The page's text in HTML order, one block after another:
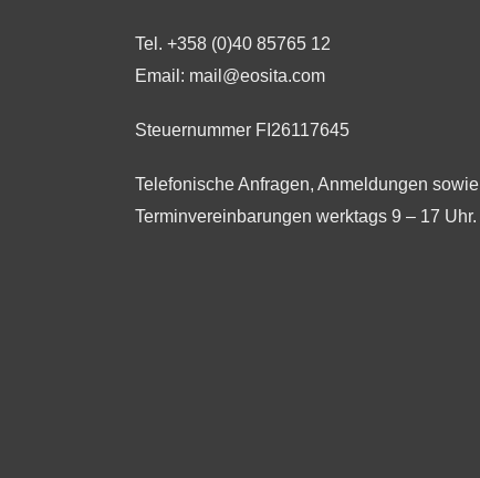
Tel. +358 (0)40 85765 12
Email: mail@eosita.com
Steuernummer FI26117645
Telefonische Anfragen, Anmeldungen sowie
Terminvereinbarungen werktags 9 – 17 Uhr.